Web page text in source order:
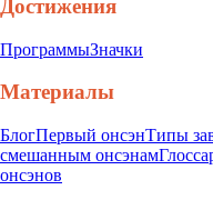
Достижения
ПрограммыЗначки
Материалы
БлогПервый онсэнТипы
смешанным онсэнам
онсэнов